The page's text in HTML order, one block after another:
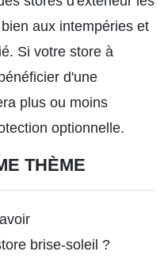
aux intempéries et
Si votre store à
d'une
plus ou moins
optionnelle.
THÈME
brise-soleil ?